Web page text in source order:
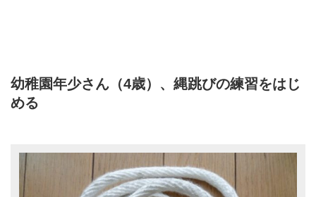
幼稚園年少さん（4歳）、縄跳びの練習をはじ
める